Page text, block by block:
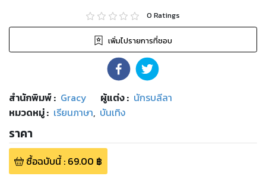
0 Ratings
เพิ่มไปรายการที่ชอบ
สำนักพิมพ์: Gracy ผู้แต่ง : นักรบลีลา
หมวดหมู่: เรียนภาษา, บันเทิง
ราคา
ซื้อฉบับนี้: 69.00 ฿